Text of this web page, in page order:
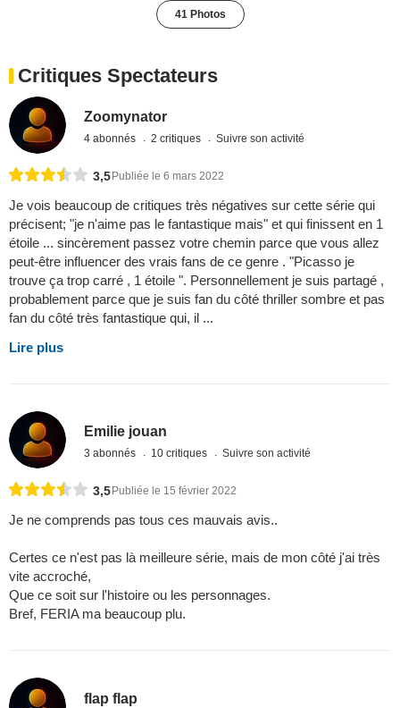
41 Photos
Critiques Spectateurs
Zoomynator
4 abonnés 2 critiques Suivre son activité
3,5Publiée le 6 mars 2022
Je vois beaucoup de critiques très négatives sur cette série qui
précisent; "je n'aime pas le fantastique mais" et qui finissent en 1
étoile ... sincèrement passez votre chemin parce que vous allez
peut-être influencer des vrais fans de ce genre . "Picasso je
trouve ça trop carré , 1 étoile ". Personnellement je suis partagé ,
probablement parce que je suis fan du côté thriller sombre et pas
fan du côté très fantastique qui, il ...
Lire plus
Emilie jouan
3 abonnés 10 critiques Suivre son activité
3,5 Publiée le 15 février 2022
Je ne comprends pas tous ces mauvais avis..
Certes ce n'est pas là meilleure série, mais de mon côté j'ai très
vite accroché,
Que ce soit sur l'histoire ou les personnages.
Bref, FERIA ma beaucoup plu.
flap flap